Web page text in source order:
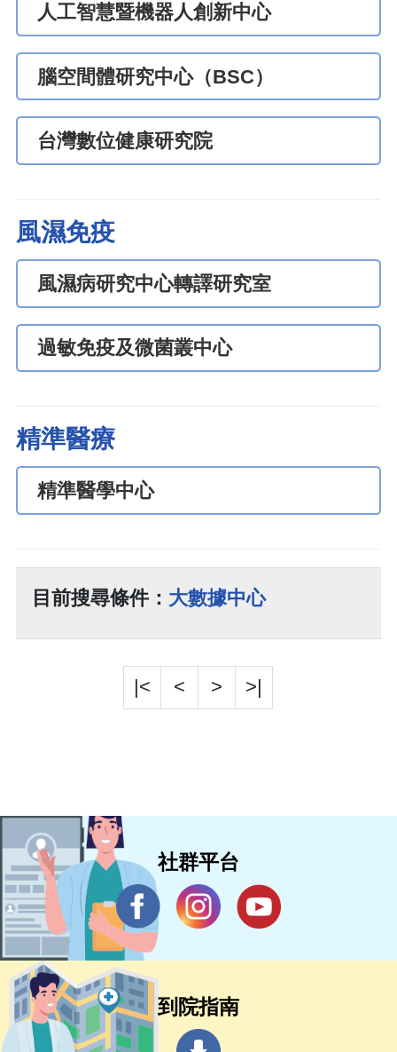
人工智慧暨機器人創新中心
腦空間體研究中心（BSC）
台灣數位健康研究院
風濕免疫
風濕病研究中心轉譯研究室
過敏免疫及微菌叢中心
精準醫療
精準醫學中心
目前搜尋條件： 大數據中心
|< < > >|
社群平台
到院指南